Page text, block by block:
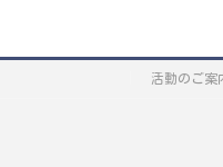
活動のご案